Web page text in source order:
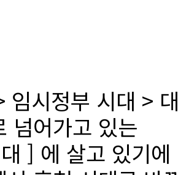
임시정부 시대 >
넘어가고 있는
] 에 살고 있기에